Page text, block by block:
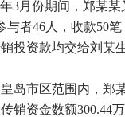
3月份期间，郑某
与者46人，收款50
投资款均交给刘某生
岛市区范围内，郑
销资金数额300.44万